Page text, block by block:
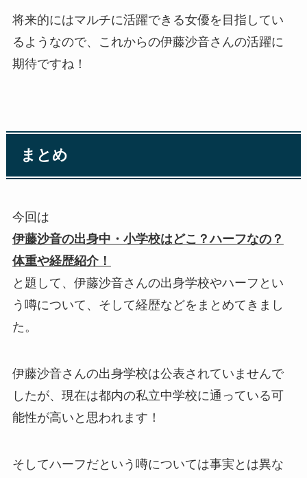
将来的にはマルチに活躍できる女優を目指してい
るようなので、これからの伊藤沙音さんの活躍に
期待ですね！
まとめ
今回は
伊藤沙音の出身中・小学校はどこ？ハーフなの？
体重や経歴紹介！
と題して、伊藤沙音さんの出身学校やハーフとい
う噂について、そして経歴などをまとめてきまし
た。
伊藤沙音さんの出身学校は公表されていませんで
したが、現在は都内の私立中学校に通っている可
能性が高いと思われます！
そしてハーフだという噂については事実とは異な